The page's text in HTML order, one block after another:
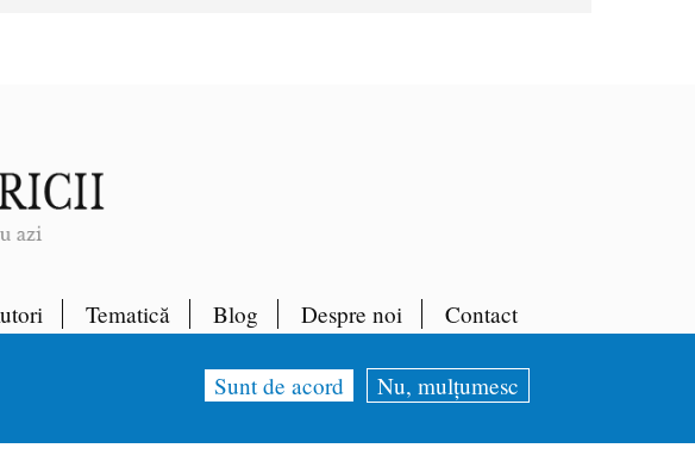
Tematică Blog Despre noi Contact
Sunt de acord Nu, mulțumesc